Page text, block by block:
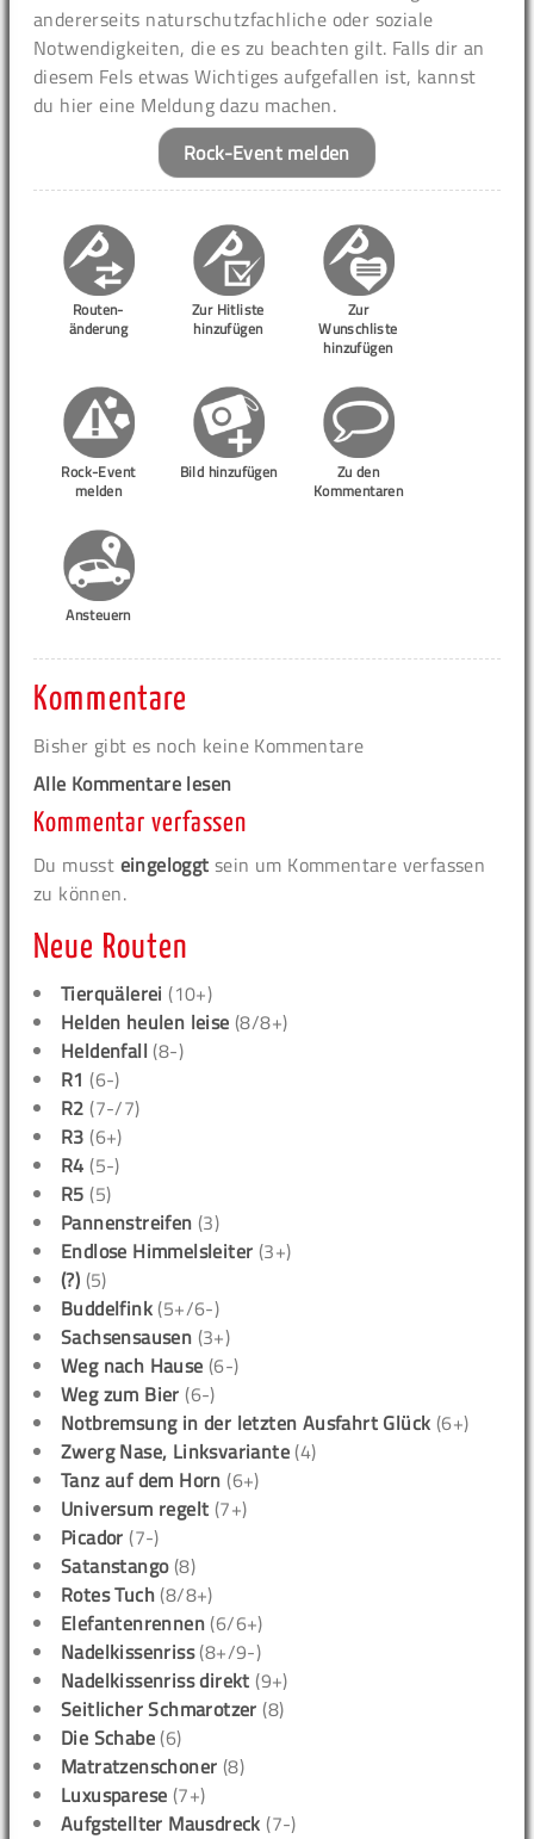
andererseits naturschutzfachliche oder soziale
Notwendigkeiten, die es zu beachten gilt. Falls dir an
diesem Fels etwas Wichtiges aufgefallen ist, kannst
du hier eine Meldung dazu machen.
Rock-Event melden
Routen-
änderung
Zur Hitliste
hinzufügen
Zur
Wunschliste
hinzufügen
Rock-Event
melden
Bild hinzufügen
Zu den
Kommentaren
Ansteuern
Kommentare
Bisher gibt es noch keine Kommentare
Alle Kommentare lesen
Kommentar verfassen
Du musst eingeloggt sein um Kommentare verfassen
zu können.
Neue Routen
Tierquälerei (10+)
Helden heulen leise (8/8+)
Heldenfall (8-)
R1 (6-)
R2 (7-/7)
R3 (6+)
R4 (5-)
R5 (5)
Pannenstreifen (3)
Endlose Himmelsleiter (3+)
(?) (5)
Buddelfink (5+/6-)
Sachsensausen (3+)
Weg nach Hause (6-)
Weg zum Bier (6-)
Notbremsung in der letzten Ausfahrt Glück (6+)
Zwerg Nase, Linksvariante (4)
Tanz auf dem Horn (6+)
Universum regelt (7+)
Picador (7-)
Satanstango(8)
Rotes Tuch (8/8+)
Elefantenrennen (6/6+)
Nadelkissenriss(8+/9-)
Nadelkissenriss direkt (9+)
Seitlicher Schmarotzer (8)
Die Schabe (6)
Matratzenschoner (8)
Luxusparese (7+)
Aufgstellter Mausdreck (7-)